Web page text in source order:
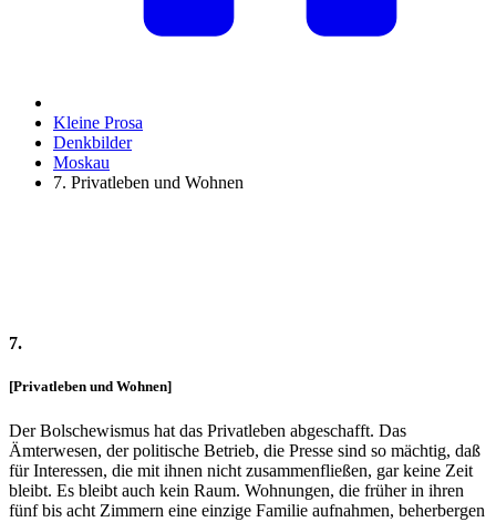
Kleine Prosa
Denkbilder
Moskau
7. Privatleben und Wohnen
7.
[Privatleben und Wohnen]
Der Bolschewismus hat das Privatleben abgeschafft. Das
Ämterwesen, der politische Betrieb, die Presse sind so mächtig, daß
für Interessen, die mit ihnen nicht zusammenfließen, gar keine Zeit
bleibt. Es bleibt auch kein Raum. Wohnungen, die früher in ihren
fünf bis acht Zimmern eine einzige Familie aufnahmen, beherbergen